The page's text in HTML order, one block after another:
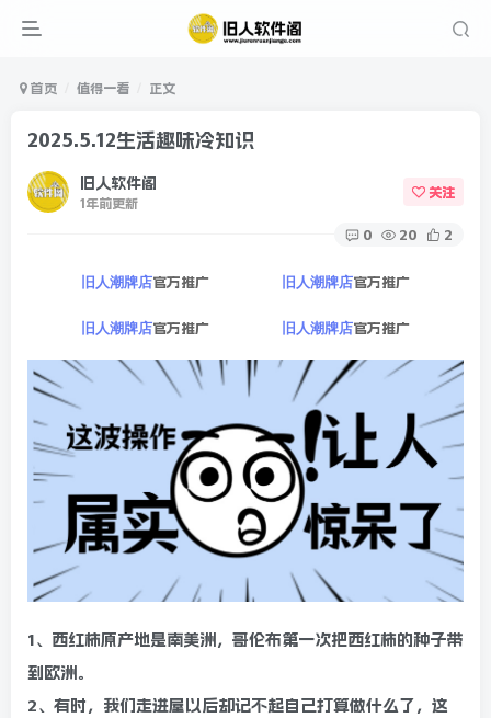
首页 值得一看 正文
2025.5.12生活趣味冷知识
旧人软件阁
1年前更新
关注
0 20 2
旧人潮牌店官方推广 旧人潮牌店官方推广
旧人潮牌店官方推广 旧人潮牌店官方推广
1、西红柿原产地是南美洲，哥伦布第一次把西红柿的种子带
到欧洲。
2、有时，我们走进屋以后却记不起自己打算做什么了，这